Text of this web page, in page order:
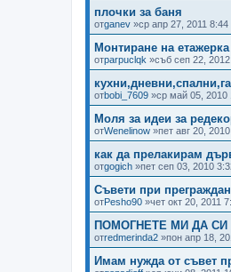
плочки за баня
отganev »ср апр 27, 2011 8:44
Монтиране на етажерка
отparpuclqk »съб сеп 22,
отbobi_7609 »ср май 05, 2010
Моля за идеи за
отWenelinow »пет авг 20,
как да прелакирам
отgogich »пет сеп 03, 2010
Съвети при
отPesho90 »чет окт 20, 2011
ПОМОГНЕТЕ МИ ДА СИ
отredmerinda2 »пон апр 18,
Имам нужда от съвет